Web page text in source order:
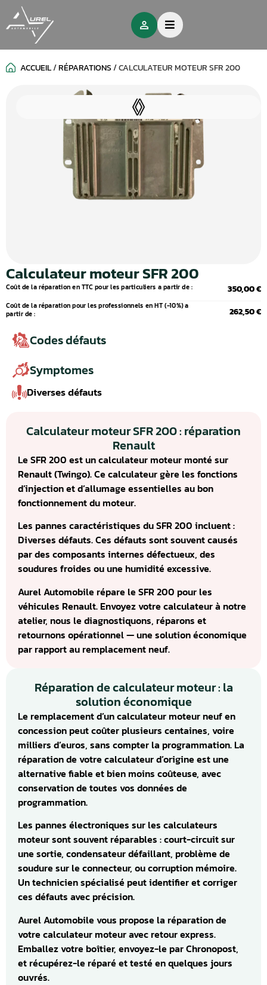
ACCUEIL/RÉPARATIONS/CALCULATEUR MOTEUR SFR 200
Calculateur moteur SFR 200
Coût de la réparation en TTC pour les particuliers a partir de : 350,00 €
Coût de la réparation pour les professionnels en HT (-10%) a
partir de : 262,50 €
Codes défauts
Symptomes
Diverses défauts
Calculateur moteur SFR 200 : réparation
Renault
Le SFR 200 est un calculateur moteur monté sur
Renault (Twingo). Ce calculateur gère les fonctions
d’injection et d’allumage essentielles au bon
fonctionnement du moteur.
Les pannes caractéristiques du SFR 200 incluent :
Diverses défauts. Ces défauts sont souvent causés
par des composants internes défectueux, des
soudures froides ou une humidité excessive.
Aurel Automobile répare le SFR 200 pour les
véhicules Renault. Envoyez votre calculateur à notre
atelier, nous le diagnostiquons, réparons et
retournons opérationnel — une solution économique
par rapport au remplacement neuf.
Réparation de calculateur moteur : la
solution économique
Le remplacement d’un calculateur moteur neuf en
concession peut coûter plusieurs centaines, voire
milliers d’euros, sans compter la programmation. La
réparation de votre calculateur d’origine est une
alternative fiable et bien moins coûteuse, avec
conservation de toutes vos données de
programmation.
Les pannes électroniques sur les calculateurs
moteur sont souvent réparables : court-circuit sur
une sortie, condensateur défaillant, problème de
soudure sur le connecteur, ou corruption mémoire.
Un technicien spécialisé peut identifier et corriger
ces défauts avec précision.
Aurel Automobile vous propose la réparation de
votre calculateur moteur avec retour express.
Emballez votre boîtier, envoyez-le par Chronopost,
et récupérez-le réparé et testé en quelques jours
ouvrés.